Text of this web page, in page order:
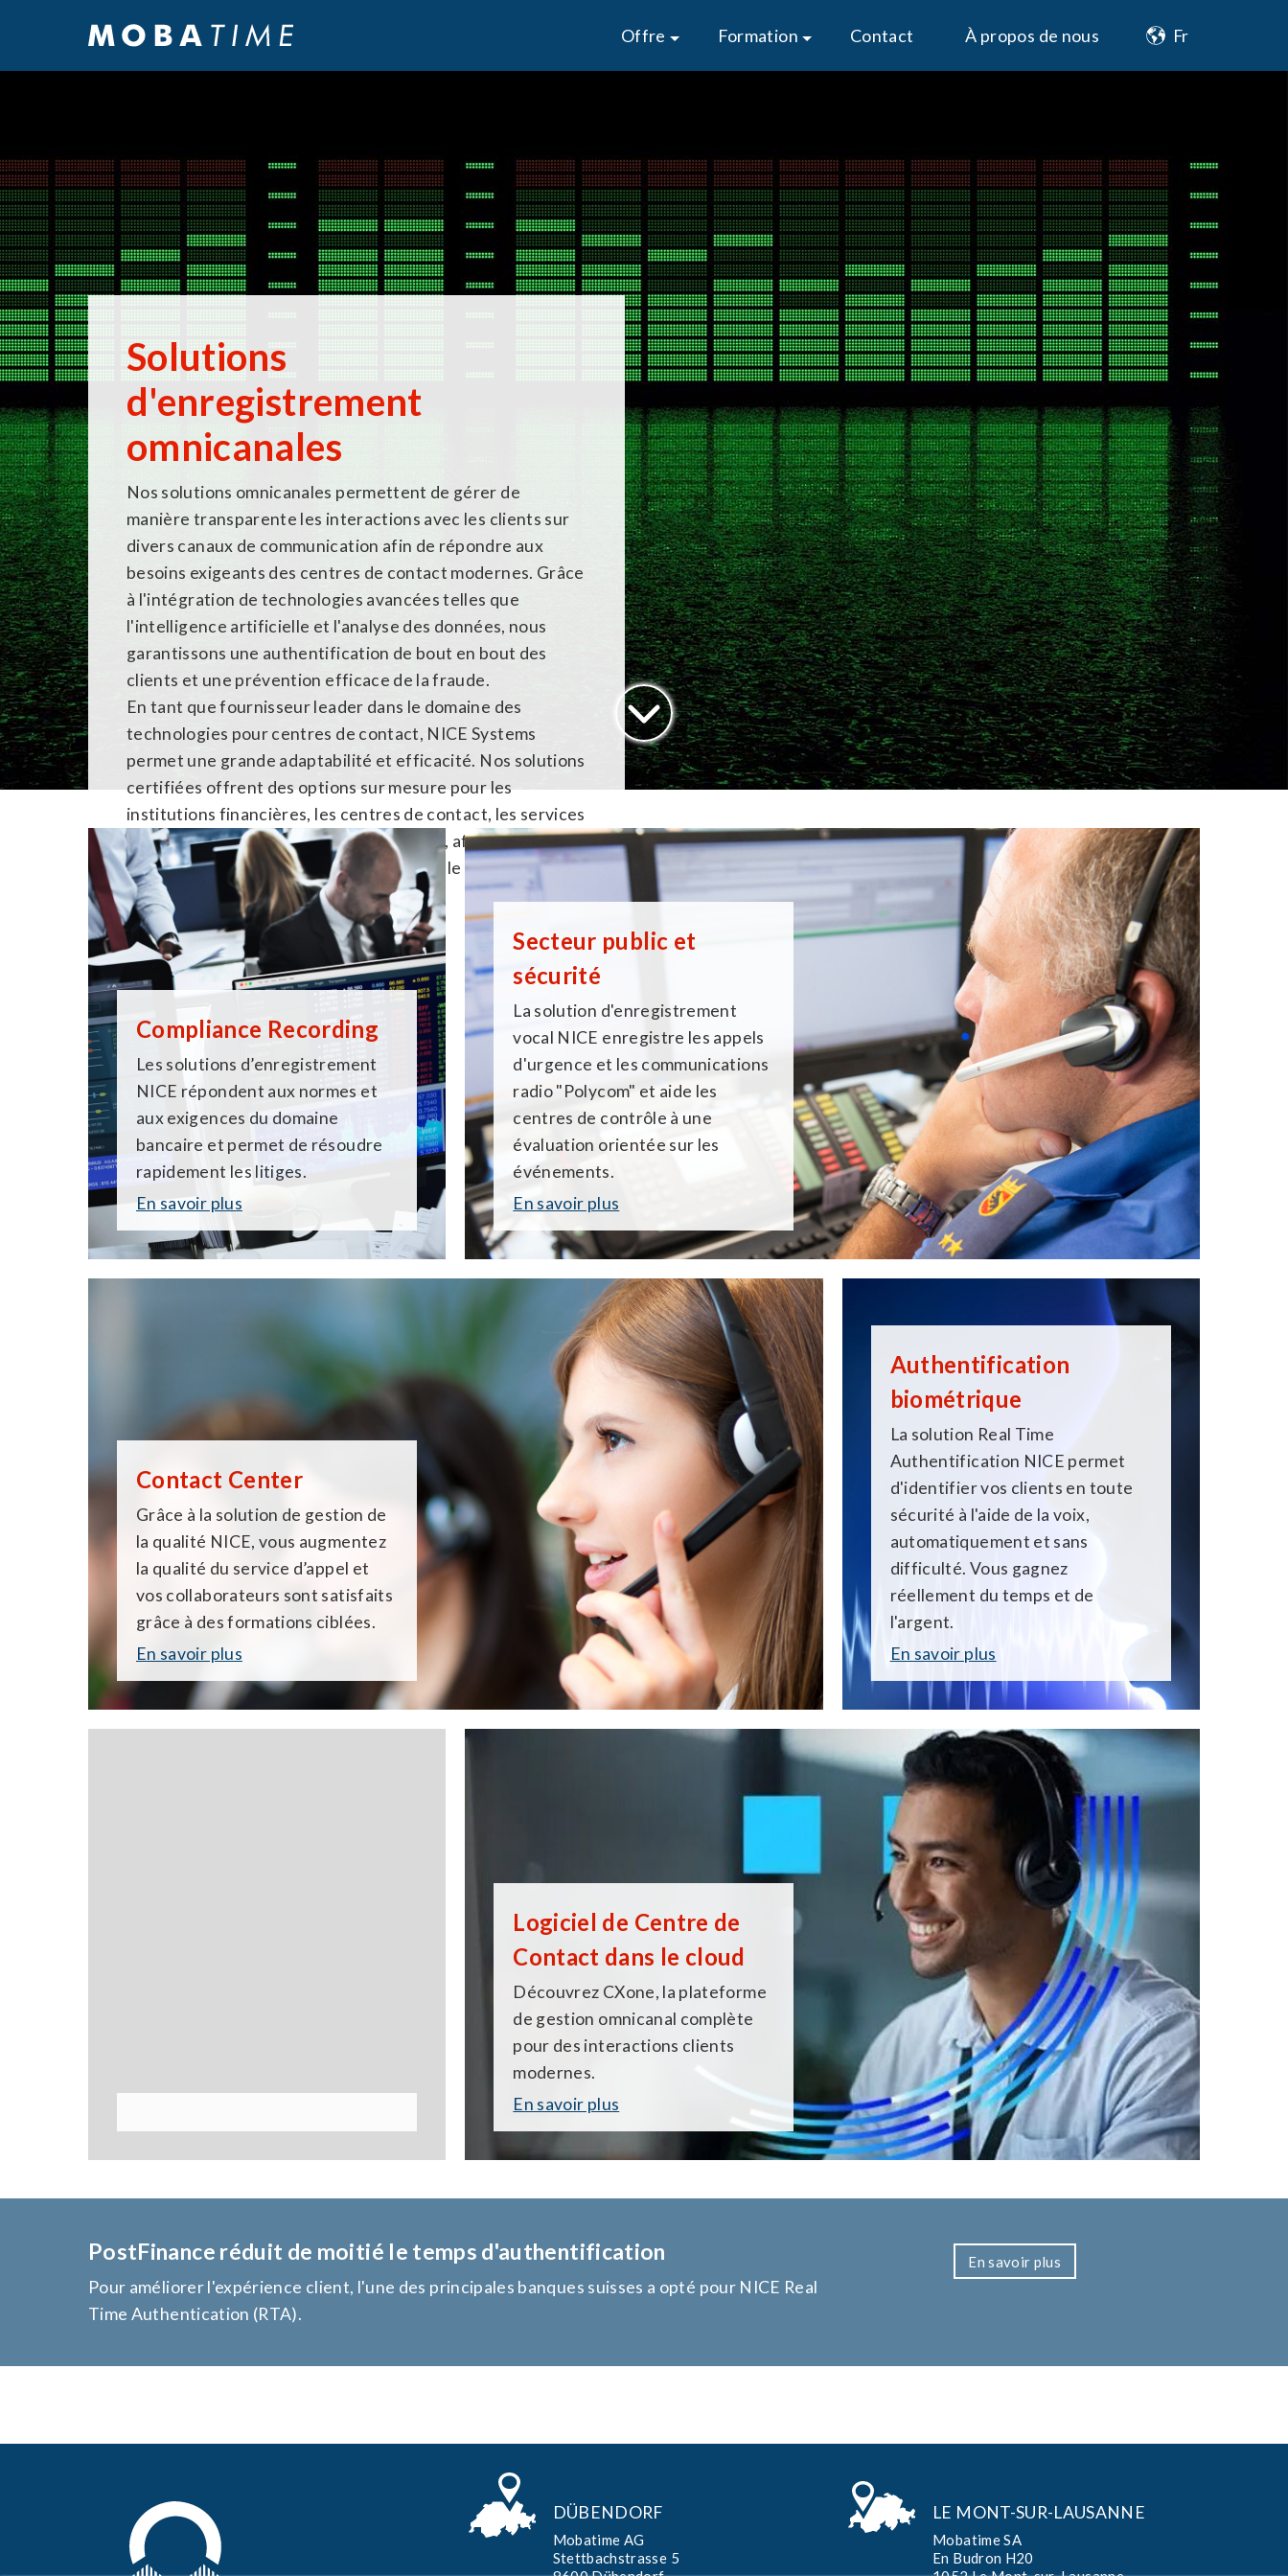
Offre Formation Contact À propos de nous
Solutions
d'enregistrement
omnicanales
Nos solutions omnicanales permettent de gérer de
manière transparente les interactions avec les clients sur
divers canaux de communication afin de répondre aux
besoins exigeants des centres de contact modernes. Grâce
à l'intégration de technologies avancées telles que
l'intelligence artificielle et l'analyse des données, nous
garantissons une authentification de bout en bout des
clients et une prévention efficace de la fraude.
En tant que fournisseur leader dans le domaine des
technologies pour centres de contact, NICE Systems
permet une grande adaptabilité et efficacité. Nos solutions
certifiées offrent des options sur mesure pour les
institutions financières, les centres de contact, les services
de sécurité publique et d'autres secteurs, afin de tirer le
meilleur parti de chaque interaction avec le client.
Compliance Recording
Les solutions d’enregistrement
NICE répondent aux normes et
aux exigences du domaine
bancaire et permet de résoudre
rapidement les litiges.
En savoir plus
Secteur public et
sécurité
La solution d'enregistrement
vocal NICE enregistre les appels
d'urgence et les communications
radio "Polycom" et aide les
centres de contrôle à une
évaluation orientée sur les
événements.
En savoir plus
Contact Center
Grâce à la solution de gestion de
la qualité NICE, vous augmentez
la qualité du service d’appel et
vos collaborateurs sont satisfaits
grâce à des formations ciblées.
En savoir plus
Authentification
biométrique
La solution Real Time
Authentification NICE permet
d'identifier vos clients en toute
sécurité à l'aide de la voix,
automatiquement et sans
difficulté. Vous gagnez
réellement du temps et de
l'argent.
En savoir plus
Logiciel de Centre de
Contact dans le cloud
Découvrez CXone, la plateforme
de gestion omnicanal complète
pour des interactions clients
modernes.
En savoir plus
PostFinance réduit de moitié le temps d'authentification
Pour améliorer l'expérience client, l'une des principales banques suisses a opté pour NICE Real
Time Authentication (RTA).
En savoir plus
DÜBENDORF
Mobatime AG
Stettbachstrasse 5
LE MONT-SUR-LAUSANNE
Mobatime SA
En Budron H20